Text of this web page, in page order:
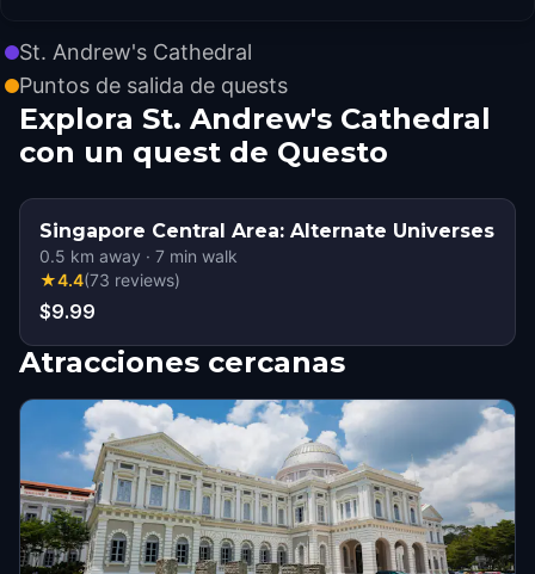
St. Andrew's Cathedral
Puntos de salida de quests
Explora St. Andrew's Cathedral
con un quest de Questo
Singapore Central Area: Alternate Universes
0.5 km away · 7 min walk
★4.4(73 reviews)
$9.99
Atracciones cercanas